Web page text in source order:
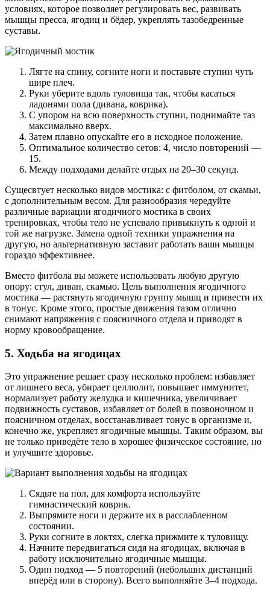
условиях, которое позволяет регулировать вес, развивать
мышцы пресса, ягодиц и бёдер, укреплять тазобедренные
суставы.
Лягте на спину, согните ноги и поставьте ступни чуть
шире плеч.
Руки уберите вдоль туловища так, чтобы касаться
ладонями пола (дивана, коврика).
С упором на всю поверхность ступни, поднимайте таз
максимально вверх.
Затем плавно опускайте его в исходное положение.
Оптимальное количество сетов: 4, число повторений —
15.
Между подходами делайте отдых на 20–30 секунд.
Сущесвтует несколько видов мостика: с фитболом, от скамьи,
с дополнительным весом. Для разнообразия чередуйте
различные вариации ягодичного мостика в своих
тренировках, чтобы тело не успевало привыкнуть к одной и
той же нагрузке. Замена одной техники упражнения на
другую, но альтернативную заставит работать ваши мышцы
гораздо эффективнее.
Вместо фитбола вы можете использовать любую другую
опору: стул, диван, скамью. Цель выполнения ягодичного
мостика — растянуть ягодичную группу мышц и привести их
в тонус. Кроме этого, простые движения тазом отлично
снимают напряжения с поясничного отдела и приводят в
норму кровообращение.
5. Ходьба на ягодицах
Это упражнение решает сразу несколько проблем: избавляет
от лишнего веса, убирает целлюлит, повышает иммунитет,
нормализует работу желудка и кишечника, увеличивает
подвижность суставов, избавляет от болей в позвоночном и
поясничном отделах, восстанавливает тонус в организме и,
конечно же, укрепляет ягодичные мышцы. Таким образом, вы
не только приведёте тело в хорошее физическое состояние, но
и улучшите здоровье.
Сядьте на пол, для комфорта используйте
гимнастический коврик.
Выпрямите ноги и держите их в расслабленном
состоянии.
Руки согните в локтях, слегка прижмите к туловищу.
Начните передвигаться сидя на ягодицах, включая в
работу исключительно ягодичные мышцы.
Один подход — 5 повторений (небольших дистанций
вперёд или в сторону). Всего выполняйте 3–4 подхода.